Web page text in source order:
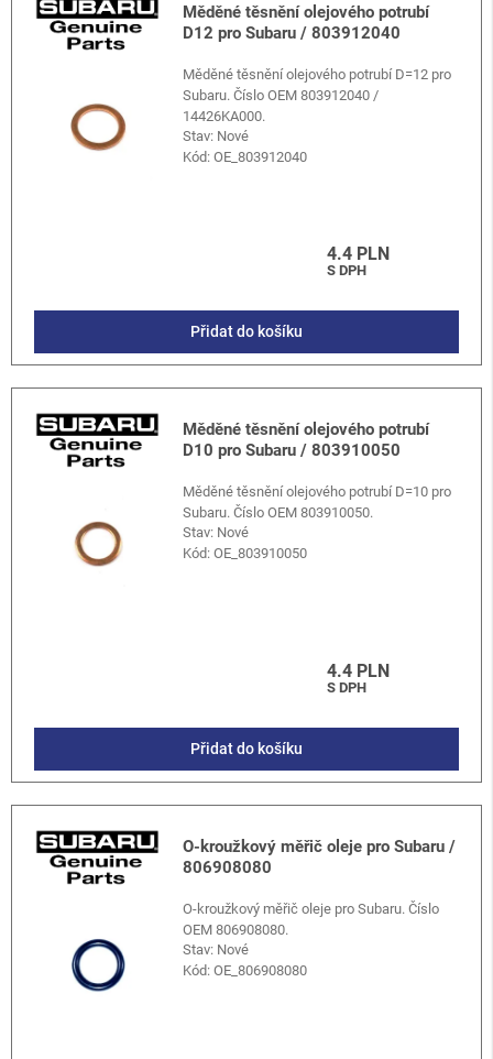
Měděné těsnění olejového potrubí
D12 pro Subaru / 803912040
Měděné těsnění olejového potrubí D=12 pro
Subaru. Číslo OEM 803912040 /
14426KA000.
Stav: Nové
Kód:OE_803912040
4.4 PLN
S DPH
Přidat do košíku
Měděné těsnění olejového potrubí
D10 pro Subaru / 803910050
Měděné těsnění olejového potrubí D=10 pro
Subaru. Číslo OEM 803910050.
Stav: Nové
Kód:OE_803910050
4.4 PLN
S DPH
Přidat do košíku
O-kroužkový měřič oleje pro Subaru /
806908080
O-kroužkový měřič oleje pro Subaru. Číslo
OEM 806908080.
Stav: Nové
Kód:OE_806908080